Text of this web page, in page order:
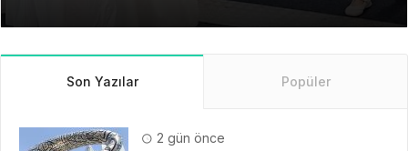
Son Yazılar Popüler
2 gün önce